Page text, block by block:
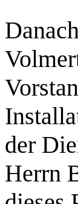
der
Herrn